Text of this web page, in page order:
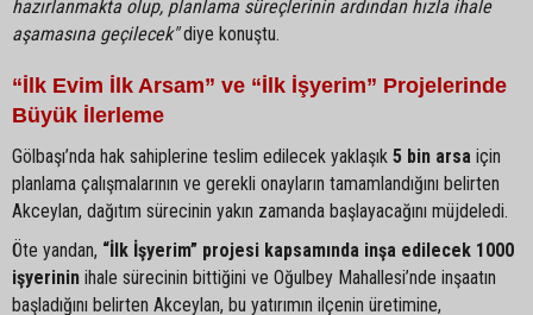
hazırlanmakta olup, planlama süreçlerinin ardından hızla ihale
aşamasına geçilecek"diye konuştu.
“İlk Evim İlk Arsam” ve “İlk İşyerim” Projelerinde
Büyük İlerleme
Gölbaşı’nda hak sahiplerine teslim edilecek yaklaşık 5 bin arsa için
planlama çalışmalarının ve gerekli onayların tamamlandığını belirten
Akceylan, dağıtım sürecinin yakın zamanda başlayacağını müjdeledi.
Öte yandan, “İlk İşyerim” projesi kapsamında inşa edilecek 1000
işyerinin ihale sürecinin bittiğini ve Oğulbey Mahallesi’nde inşaatın
başladığını belirten Akceylan, bu yatırımın ilçenin üretimine,